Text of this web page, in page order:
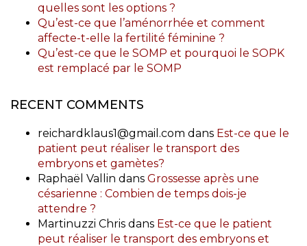
quelles sont les options ?
Qu’est-ce que l’aménorrhée et comment
affecte-t-elle la fertilité féminine ?
Qu’est-ce que le SOMP et pourquoi le SOPK
est remplacé par le SOMP
RECENT COMMENTS
reichardklaus1@gmail.com dans Est-ce que le
patient peut réaliser le transport des
embryons et gamètes?
Raphaël Vallin dans Grossesse après une
césarienne : Combien de temps dois-je
attendre ?
Martinuzzi Chris dans Est-ce que le patient
peut réaliser le transport des embryons et